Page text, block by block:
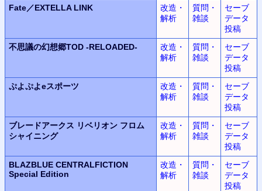
Fate／EXTELLA LINK
改造・
解析
質問・
雑談
セーブ
データ
投稿
不思議の幻想郷TOD -RELOADED-
改造・
解析
質問・
雑談
セーブ
データ
投稿
ぷよぷよeスポーツ
改造・
解析
質問・
雑談
セーブ
データ
投稿
ブレードアークス リベリオン フロム
シャイニング
改造・
解析
質問・
雑談
セーブ
データ
投稿
BLAZBLUE CENTRALFICTION
Special Edition
改造・
解析
質問・
雑談
セーブ
データ
投稿